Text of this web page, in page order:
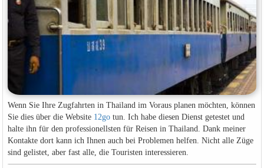
Wenn Sie Ihre Zugfahrten in Thailand im Voraus planen möchten, können
Sie dies über die Website 12gotun. Ich habe diesen Dienst getestet und
halte ihn für den professionellsten für Reisen in Thailand. Dank meiner
Kontakte dort kann ich Ihnen auch bei Problemen helfen. Nicht alle Züge
sind gelistet, aber fast alle, die Touristen interessieren.